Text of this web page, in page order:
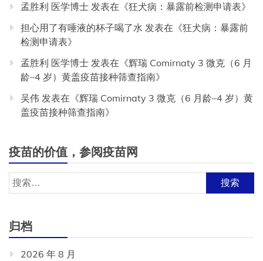
孟胜利 医学博士 发表在《狂犬病：暴露前检测申请表》
担心用了有唾液的杯子喝了水 发表在《狂犬病：暴露前
检测申请表》
孟胜利 医学博士 发表在《辉瑞 Comirnaty 3 微克（6 月
龄–4 岁）黄盖疫苗接种筛查指南》
吴伟 发表在《辉瑞 Comirnaty 3 微克（6 月龄–4 岁）黄
盖疫苗接种筛查指南》
疫苗的价值，参阅疫苗网
搜
索：
归档
2026 年 8 月